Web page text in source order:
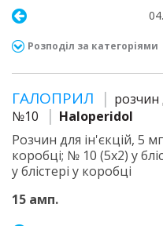
Розподіл за категоріями
ГАЛОПРИЛ
розчин
№10
Haloperidol
Розчин для ін'єкцій, 5
коробці; № 10 (5х2) у
у блістері у коробці
15 амп.